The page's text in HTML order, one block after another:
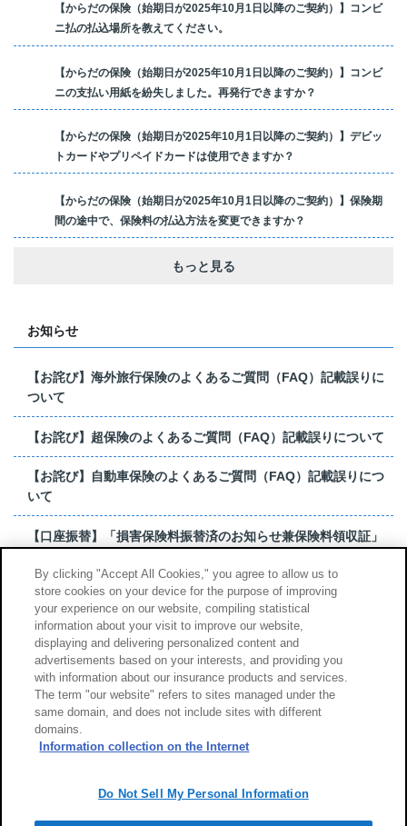
【からだの保険（始期日が2025年10月1日以降のご契約）】コンビ
ニ払の払込場所を教えてください。
【からだの保険（始期日が2025年10月1日以降のご契約）】コンビ
ニの支払い用紙を紛失しました。再発行できますか？
【からだの保険（始期日が2025年10月1日以降のご契約）】デビッ
トカードやプリペイドカードは使用できますか？
【からだの保険（始期日が2025年10月1日以降のご契約）】保険期
間の途中で、保険料の払込方法を変更できますか？
もっと見る
お知らせ
【お詫び】海外旅行保険のよくあるご質問（FAQ）記載誤りに
ついて
【お詫び】超保険のよくあるご質問（FAQ）記載誤りについて
【お詫び】自動車保険のよくあるご質問（FAQ）記載誤りにつ
いて
【口座振替】「損害保険料振替済のお知らせ兼保険料領収証」
【お詫び】超保険のよくあるご質問（FAQ）記載誤りについて
もっと見る
サイトのご利用について
勧誘方針
By clicking "Accept All Cookies," you agree to allow us to
store cookies on your device for the purpose of improving
your experience on our website, compiling statistical
information about your visit to improve our website,
displaying and delivering personalized content and
advertisements based on your interests, and providing you
with information about our insurance products and services.
The term "our website" refers to sites managed under the
same domain, and does not include sites with different
domains.
Information collection on the Internet
Do Not Sell My Personal Information